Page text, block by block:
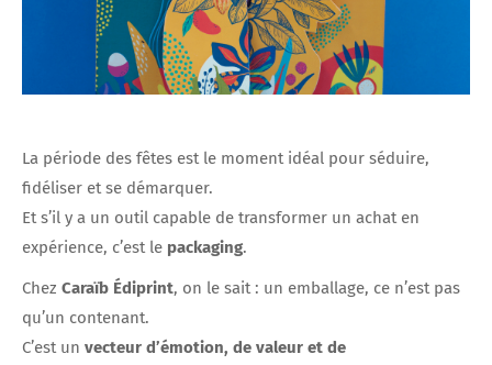
La période des fêtes est le moment idéal pour séduire,
fidéliser et se démarquer.
Et s’il y a un outil capable de transformer un achat en
expérience, c’est le packaging.
Chez Caraïb Édiprint, on le sait : un emballage, ce n’est pas
qu’un contenant.
C’est un vecteur d’émotion, de valeur et de